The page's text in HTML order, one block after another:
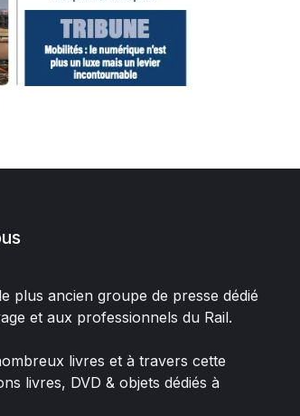
plus ancien groupe de presse dédié
et aux professionnels du Rail.
livres et à travers cette
livres, DVD & objets dédiés à